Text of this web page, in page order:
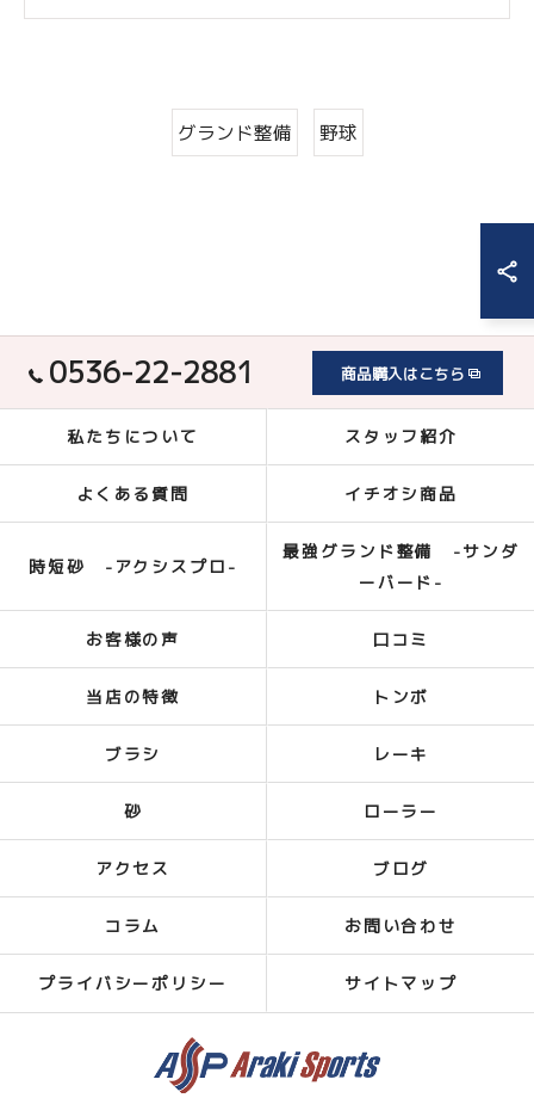
グランド整備 野球
0536-22-2881 商品購入はこちら
私たちについて スタッフ紹介
よくある質問 イチオシ商品
時短砂 -アクシスプロ-
最強グランド整備 -サンダ
ーバード-
お客様の声 口コミ
当店の特徴 トンボ
ブラシ レーキ
砂 ローラー
アクセス ブログ
コラム お問い合わせ
プライバシーポリシー サイトマップ